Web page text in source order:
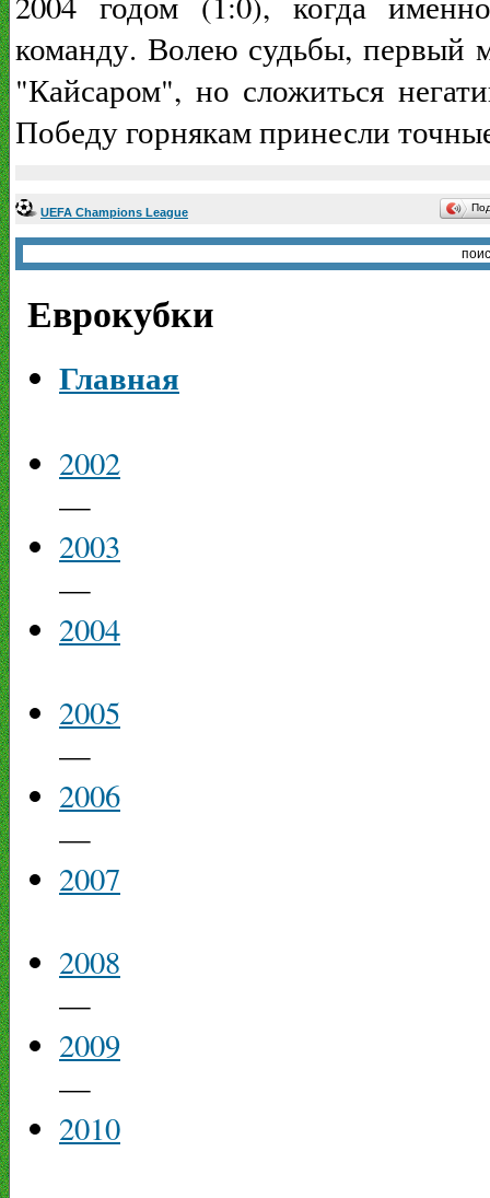
команду. Волею судьбы, первый
"Кайсаром", но сложиться
Победу горнякам принесли
UEFA Champions League
Еврокубки
Главная
2002
—
2003
—
2004
2005
—
2006
—
2007
2008
—
2009
—
2010